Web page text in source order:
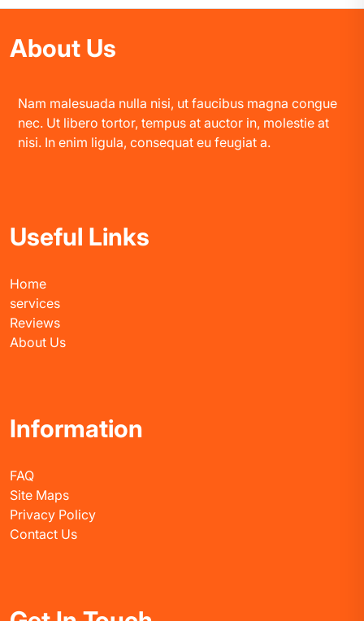
About Us
Nam malesuada nulla nisi, ut faucibus magna congue
nec. Ut libero tortor, tempus at auctor in, molestie at
nisi. In enim ligula, consequat eu feugiat a.
Useful Links
Home
services
Reviews
About Us
Information
FAQ
Site Maps
Privacy Policy
Contact Us